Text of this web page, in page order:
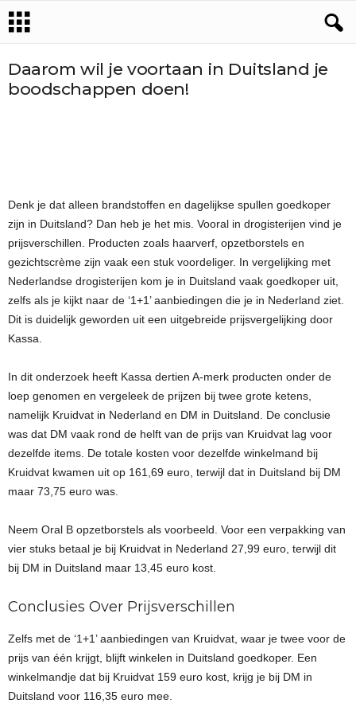
Daarom wil je voortaan in Duitsland je
boodschappen doen!
Denk je dat alleen brandstoffen en dagelijkse spullen goedkoper
zijn in Duitsland? Dan heb je het mis. Vooral in drogisterijen vind je
prijsverschillen. Producten zoals haarverf, opzetborstels en
gezichtscrème zijn vaak een stuk voordeliger. In vergelijking met
Nederlandse drogisterijen kom je in Duitsland vaak goedkoper uit,
zelfs als je kijkt naar de ‘1+1’ aanbiedingen die je in Nederland ziet.
Dit is duidelijk geworden uit een uitgebreide prijsvergelijking door
Kassa.
In dit onderzoek heeft Kassa dertien A-merk producten onder de
loep genomen en vergeleek de prijzen bij twee grote ketens,
namelijk Kruidvat in Nederland en DM in Duitsland. De conclusie
was dat DM vaak rond de helft van de prijs van Kruidvat lag voor
dezelfde items. De totale kosten voor dezelfde winkelmand bij
Kruidvat kwamen uit op 161,69 euro, terwijl dat in Duitsland bij DM
maar 73,75 euro was.
Neem Oral B opzetborstels als voorbeeld. Voor een verpakking van
vier stuks betaal je bij Kruidvat in Nederland 27,99 euro, terwijl dit
bij DM in Duitsland maar 13,45 euro kost.
Conclusies Over Prijsverschillen
Zelfs met de ‘1+1’ aanbiedingen van Kruidvat, waar je twee voor de
prijs van één krijgt, blijft winkelen in Duitsland goedkoper. Een
winkelmandje dat bij Kruidvat 159 euro kost, krijg je bij DM in
Duitsland voor 116,35 euro mee.